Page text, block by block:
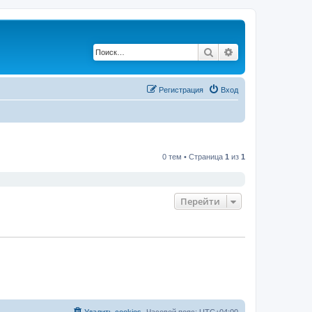
Поиск
Вход
Регистрация
0 тем • Страница 1 из 1
Перейти